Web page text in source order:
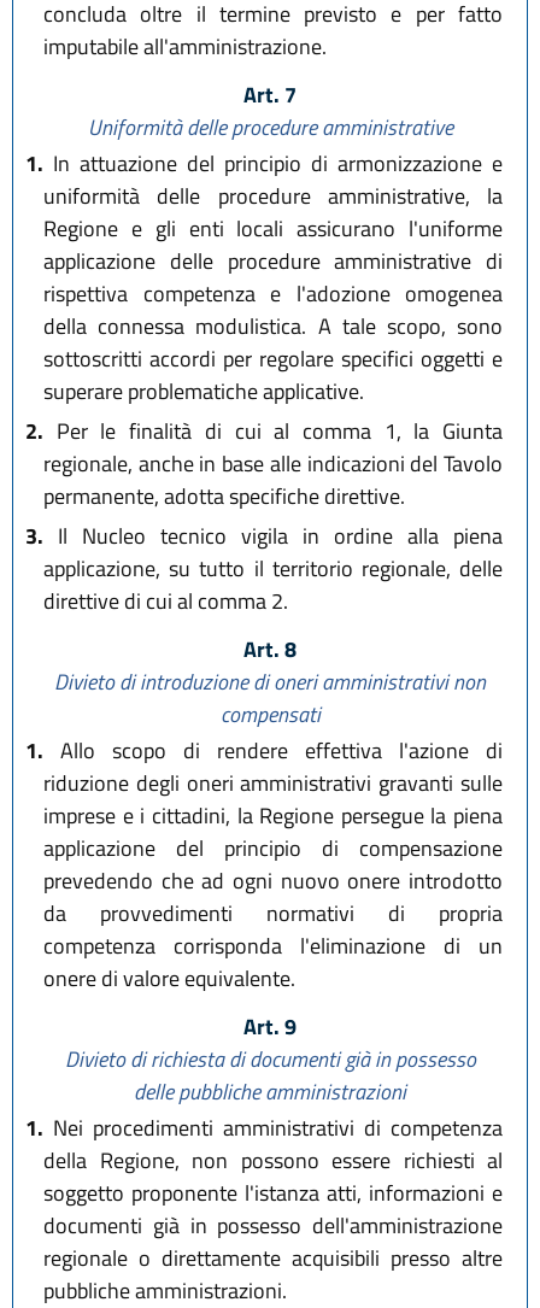
concluda oltre il termine previsto e per fatto
imputabile all'amministrazione.
Art. 7
Uniformità delle procedure amministrative
1. In attuazione del principio di armonizzazione e
uniformità delle procedure amministrative, la
Regione e gli enti locali assicurano l'uniforme
applicazione delle procedure amministrative di
rispettiva competenza e l'adozione omogenea
della connessa modulistica. A tale scopo, sono
sottoscritti accordi per regolare specifici oggetti e
superare problematiche applicative.
2. Per le finalità di cui al comma 1, la Giunta
regionale, anche in base alle indicazioni del Tavolo
permanente, adotta specifiche direttive.
3. Il Nucleo tecnico vigila in ordine alla piena
applicazione, su tutto il territorio regionale, delle
direttive di cui al comma 2.
Art. 8
Divieto di introduzione di oneri amministrativi non
compensati
1. Allo scopo di rendere effettiva l'azione di
riduzione degli oneri amministrativi gravanti sulle
imprese e i cittadini, la Regione persegue la piena
applicazione del principio di compensazione
prevedendo che ad ogni nuovo onere introdotto
da provvedimenti normativi di propria
competenza corrisponda l'eliminazione di un
onere di valore equivalente.
Art. 9
Divieto di richiesta di documenti già in possesso
delle pubbliche amministrazioni
1. Nei procedimenti amministrativi di competenza
della Regione, non possono essere richiesti al
soggetto proponente l'istanza atti, informazioni e
documenti già in possesso dell'amministrazione
regionale o direttamente acquisibili presso altre
pubbliche amministrazioni.